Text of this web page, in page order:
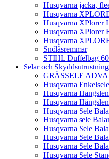
Husqvarna jacka,
Husqvarna
Husqvarna XPlorer
Husqvarna XPlorer
Husqvarna
Snölåsremmar
STIHL Duffelbag
Selar och Skyddsutrustning
GRÄSSELE
Husqvarna Enkelsele
Husqvarna
Husqvarna
Husqvarna Sele
Husqvarna sele
Husqvarna Sele
Husqvarna Sele
Husqvarna Sele
Husqvarna Sele